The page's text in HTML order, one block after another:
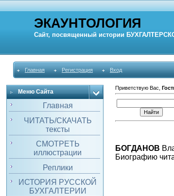
ЭКАУНТОЛОГИЯ
Сайт, посвященный истории
Главная Регистрация Вход
Меню Сайта
Главная
ЧИТАТЬ/СКАЧАТЬ
тексты
СМОТРЕТЬ
иллюстрации
Реплики
ИСТОРИЯ РУССКОЙ
БУХГАЛТЕРИИ
Приветствую Вас ,
БОГДАНОВ
Биографию